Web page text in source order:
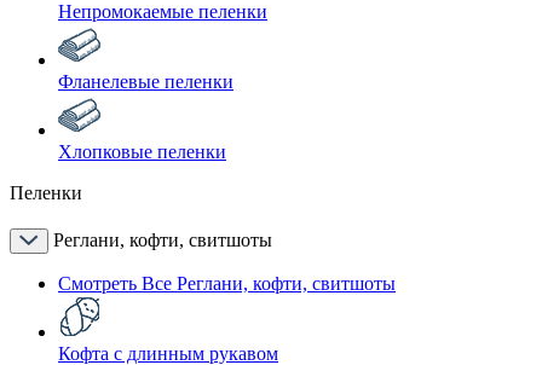
Непромокаемые пеленки
Фланелевые пеленки
Хлопковые пеленки
Пеленки
Реглани, кофти, свитшоты
Смотреть Все Реглани, кофти, свитшоты
Кофта с длинным рукавом